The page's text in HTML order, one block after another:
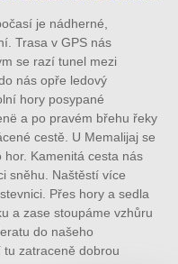
je nádherné,
Trasa v GPS nás
se razí tunel mezi
nás opře ledový
hory posypané
a po pravém břehu řeky
cestě. U Memalijaj se
Kamenitá cesta nás
sněhu. Naštěstí více
Přes hory a sedla
a zase stoupáme vzhůru
do našeho
zatraceně dobrou